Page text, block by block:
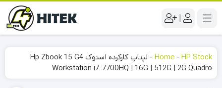
|
Home - HP Stock
-
لپتاپ کارکرده استوک Hp Zbook 15 G4
Workstation i7-7700HQ | 16G | 512G | 2G Quadro